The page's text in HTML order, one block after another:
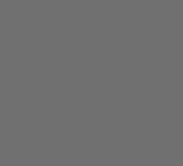
bringen. Für bessere